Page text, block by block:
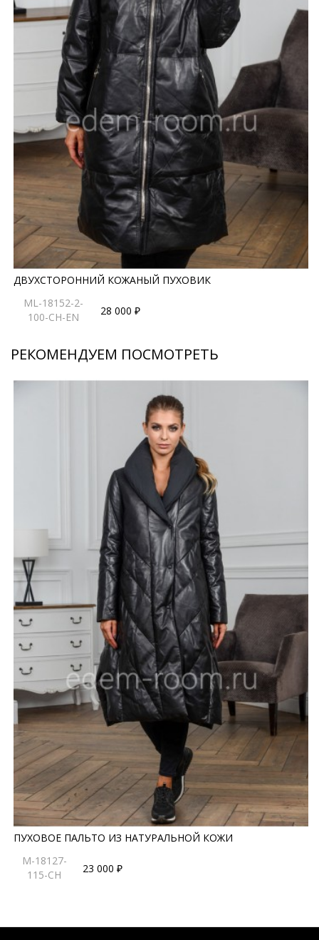
ДВУХСТОРОННИЙ КОЖАНЫЙ ПУХОВИК
ML-18152-2-
100-CH-EN
28 000 ₽
РЕКОМЕНДУЕМ ПОСМОТРЕТЬ
ПУХОВОЕ ПАЛЬТО ИЗ НАТУРАЛЬНОЙ КОЖИ
M-18127-
115-CH
23 000 ₽